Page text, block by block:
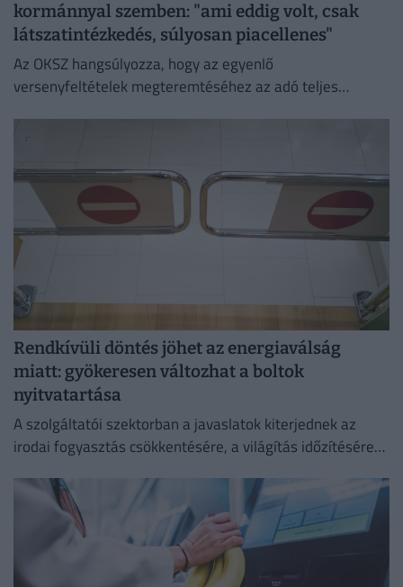
kormánnyal szemben: "ami eddig volt, csak
látszatintézkedés, súlyosan piacellenes"
Az OKSZ hangsúlyozza, hogy az egyenlő
versenyfeltételek megteremtéséhez az adó teljes
Rendkívüli döntés jöhet az energiaválság
miatt: gyökeresen változhat a boltok
nyitvatartása
A szolgáltatói szektorban a javaslatok kiterjednek az
irodai fogyasztás csökkentésére, a világítás időzítésére